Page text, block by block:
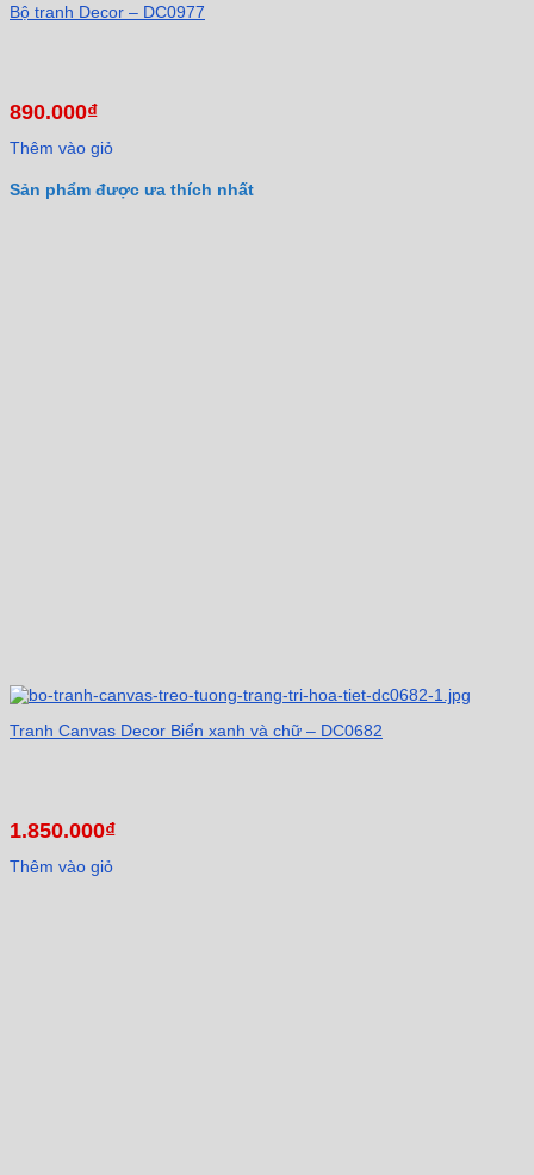
Bộ tranh Decor – DC0977
890.000₫
Thêm vào giỏ
Sản phẩm được ưa thích nhất
Tranh Canvas Decor Biển xanh và chữ – DC0682
1.850.000₫
Thêm vào giỏ